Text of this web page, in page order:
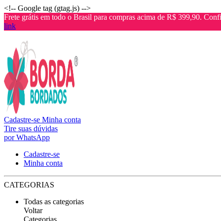
<!-- Google tag (gtag.js) -->
Frete grátis em todo o Brasil para compras acima de R$ 399,90.
link
Cadastre-se Minha conta
Tire suas dúvidas
por WhatsApp
Cadastre-se
Minha conta
CATEGORIAS
Todas as categorias
Voltar
Categorias